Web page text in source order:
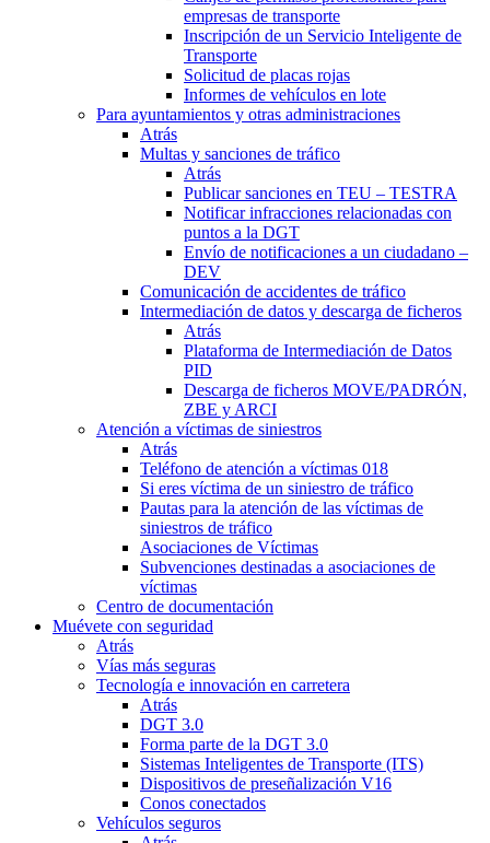
empresas de transporte
Inscripción de un Servicio Inteligente de
Transporte
Solicitud de placas rojas
Informes de vehículos en lote
Para ayuntamientos y otras administraciones
Atrás
Multas y sanciones de tráfico
Atrás
Publicar sanciones en TEU – TESTRA
Notificar infracciones relacionadas con
puntos a la DGT
Envío de notificaciones a un ciudadano –
DEV
Comunicación de accidentes de tráfico
Intermediación de datos y descarga de ficheros
Atrás
Plataforma de Intermediación de Datos
PID
Descarga de ficheros MOVE/PADRÓN,
ZBE y ARCI
Atención a víctimas de siniestros
Atrás
Teléfono de atención a víctimas 018
Si eres víctima de un siniestro de tráfico
Pautas para la atención de las víctimas de
siniestros de tráfico
Asociaciones de Víctimas
Subvenciones destinadas a asociaciones de
víctimas
Centro de documentación
Muévete con seguridad
Atrás
Vías más seguras
Tecnología e innovación en carretera
Atrás
DGT 3.0
Forma parte de la DGT 3.0
Sistemas Inteligentes de Transporte (ITS)
Dispositivos de preseñalización V16
Conos conectados
Vehículos seguros